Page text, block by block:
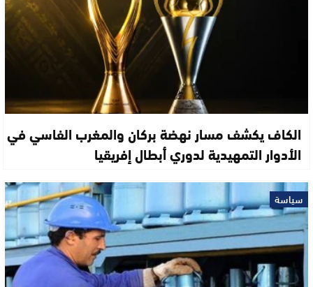
الكاف يكشف مسار نهضة بركان والمغرب الفاسي في
الأدوار التمهيدية لدوري أبطال إفريقيا
سياسة